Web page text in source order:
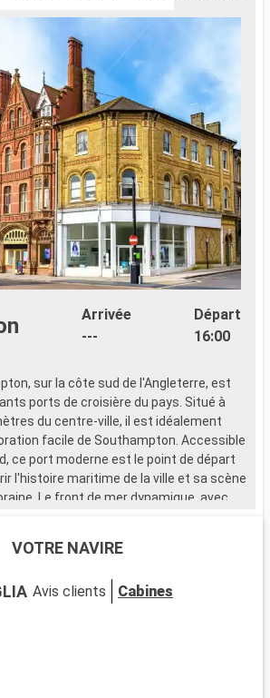
Arrivée
---
Départ
16:00
sur la côte sud de l'Angleterre, est
ports de croisière du pays. Situé à
du centre-ville, il est idéalement
facile de Southampton. Accessible
ce port moderne est le point de départ
l'histoire maritime de la ville et sa scène
Le front de mer dynamique, avec
chargée d'histoire, est riche en
VOTRE NAVIRE
Avis clients Cabines